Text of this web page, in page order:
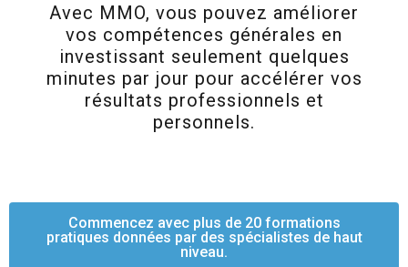
Avec MMO, vous pouvez améliorer
vos compétences générales en
investissant seulement quelques
minutes par jour pour accélérer vos
résultats professionnels et
personnels.
Commencez avec plus de 20 formations
pratiques données par des spécialistes de haut
niveau.